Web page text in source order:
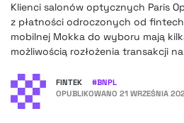
PODCASTY
FINTEKEXTRA
OKIEM EKSPERTA
Klienci salonów optycznych Paris
z płatności odroczonych od
mobilnej Mokka do wyboru mają
możliwością rozłożenia transakcji
FINTEK #BNPL
OPUBLIKOWANO 21 WRZEŚNIA